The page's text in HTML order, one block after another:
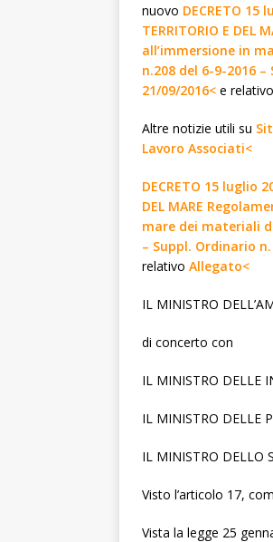
nuovo DECRETO 15
TERRITORIO E
all’immersione in
n.208 del 6-9-2016
21/09/2016< e relativo
Altre notizie utili su
Lavoro Associati<
DECRETO 15 luglio
DEL MARE
mare dei materiali
– Suppl. Ordinario
relativo Allegato<
IL MINISTRO
di concerto con
IL MINISTRO DELLE
IL MINISTRO DELLE
IL MINISTRO DELLO
Visto l’articolo 17,
Vista la legge 25